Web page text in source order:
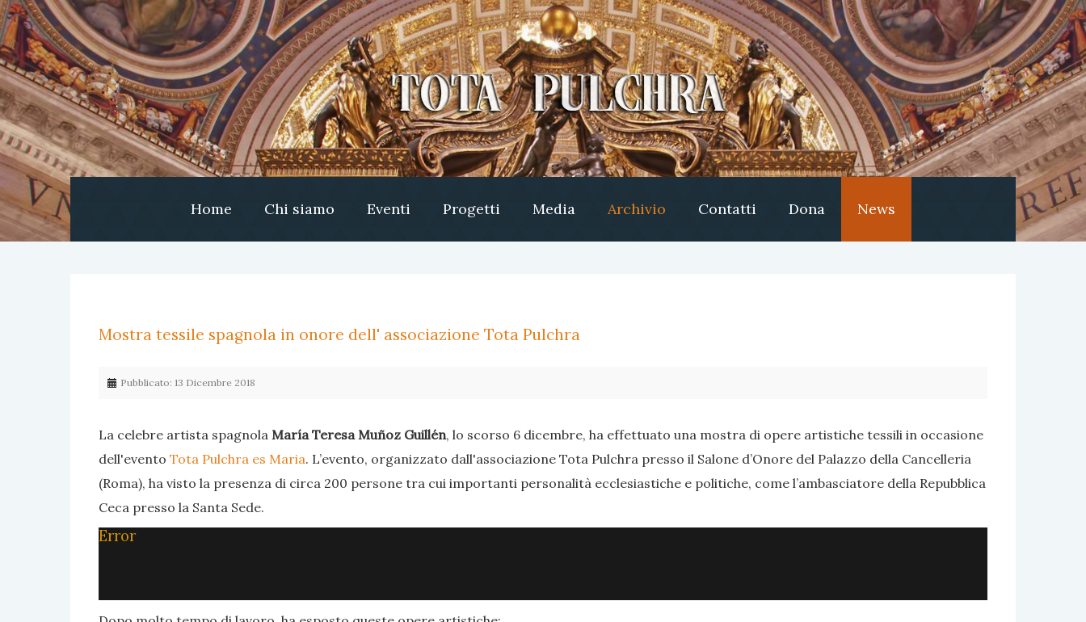
Home Chi siamo Eventi Progetti Media Archivio Contatti Dona News
Mostra tessile spagnola in onore dell' associazione Tota Pulchra
Pubblicato: 13 Dicembre 2018
La celebre artista spagnola María Teresa Muñoz Guillén, lo scorso 6 dicembre, ha effettuato una mostra di opere artistiche tessili in occasione
dell'evento Tota Pulchra es Maria. L’evento, organizzato dall'associazione Tota Pulchra presso il Salone d’Onore del Palazzo della Cancelleria
(Roma), ha visto la presenza di circa 200 persone tra cui importanti personalità ecclesiastiche e politiche, come l’ambasciatore della Repubblica
Ceca presso la Santa Sede.
Error